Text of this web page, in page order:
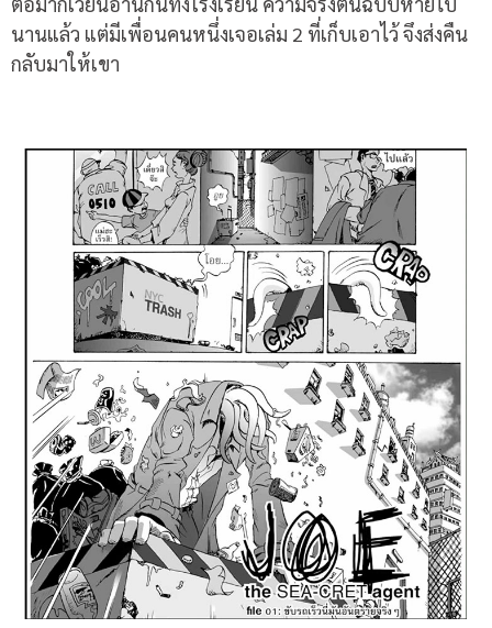
นานแล้ว แต่มีเพื่อนคนหนึ่งเจอเล่ม 2 ที่เก็บเอาไว้ จึงส่งคืน
กลับมาให้เขา